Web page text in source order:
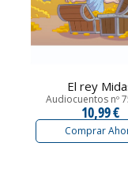
El rey
Audiocuentos nº
10,99 €
Comprar